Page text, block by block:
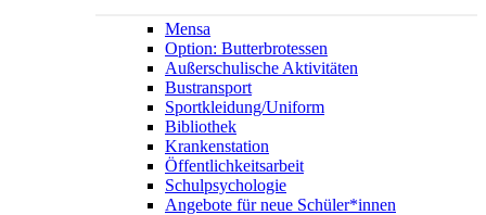
Mensa
Option: Butterbrotessen
Außerschulische Aktivitäten
Bustransport
Sportkleidung/Uniform
Bibliothek
Krankenstation
Öffentlichkeitsarbeit
Schulpsychologie
Angebote für neue Schüler*innen